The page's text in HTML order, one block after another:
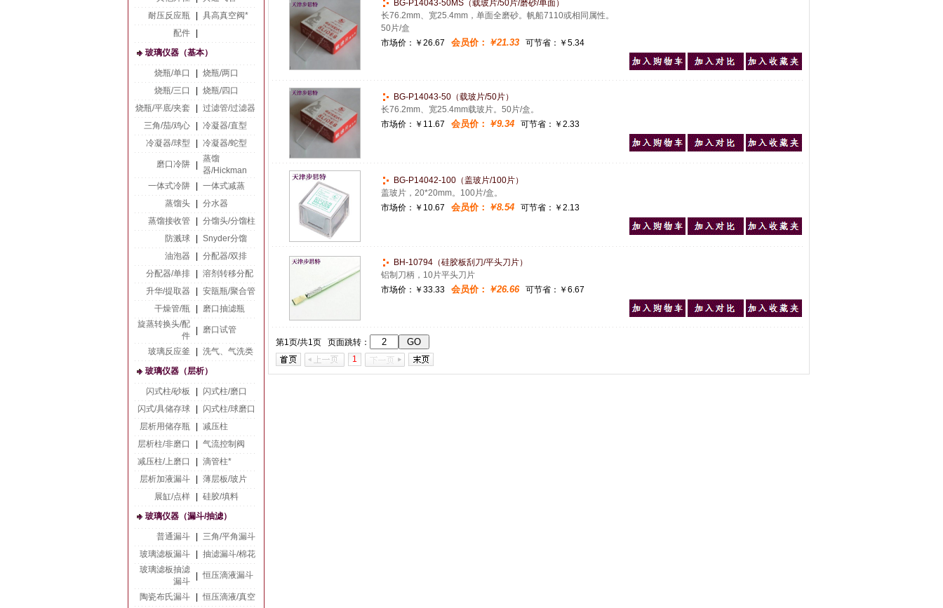
耐压反应瓶
具高真空阀*
配件
玻璃仪器（基本）
烧瓶/单口
烧瓶/两口
烧瓶/三口
烧瓶/四口
烧瓶/平底/夹套
过滤管/过滤器
三角/茄/鸡心
冷凝器/直型
冷凝器/球型
冷凝器/蛇型
磨口冷阱
蒸馏
器/Hickman
一体式冷阱
一体式减蒸
蒸馏头
分水器
蒸馏接收管
分馏头/分馏柱
防溅球
Snyder分馏
油泡器
分配器/双排
分配器/单排
溶剂转移分配
升华/提取器
安瓿瓶/聚合管
干燥管/瓶
磨口抽滤瓶
旋蒸转换头/配
件
磨口试管
玻璃反应釜
洗气、气洗类
玻璃仪器（层析）
闪式柱/砂板
闪式柱/磨口
闪式/具储存球
闪式柱/球磨口
层析用储存瓶
减压柱
层析柱/非磨口
气流控制阀
减压柱/上磨口
滴管柱*
层析加液漏斗
薄层板/玻片
展缸/点样
硅胶/填料
玻璃仪器（漏斗/抽滤）
普通漏斗
三角/平角漏斗
玻璃滤板漏斗
抽滤漏斗/棉花
玻璃滤板抽滤
漏斗
恒压滴液漏斗
陶瓷布氏漏斗
恒压滴液/真空
BG-P14043-50MS（载玻片/50片/磨砂/单面）
长76.2mm、宽25.4mm，单面全磨砂。帆船7110或相同属性。
50片/盒
市场价： ￥26.67 会员价： ￥21.33 可节省：￥5.34
BG-P14043-50（载玻片/50片）
长76.2mm、宽25.4mm载玻片。50片/盒。
市场价： ￥11.67 会员价： ￥9.34 可节省：￥2.33
BG-P14042-100（盖玻片/100片）
盖玻片，20*20mm。100片/盒。
市场价： ￥10.67 会员价： ￥8.54 可节省：￥2.13
BH-10794（硅胶板刮刀/平头刀片）
铝制刀柄，10片平头刀片
市场价： ￥33.33 会员价： ￥26.66可节省：￥6.67
第1页/共1页 页面跳转：
1